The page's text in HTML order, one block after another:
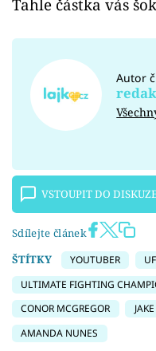
Tahle částka vás
Autor
VSTOUPIT DO
Sdílejte článek
ŠTÍTKY
YOUTUBER
ULTIMATE FIGHTING
CONOR MCGREGOR
AMANDA NUNES